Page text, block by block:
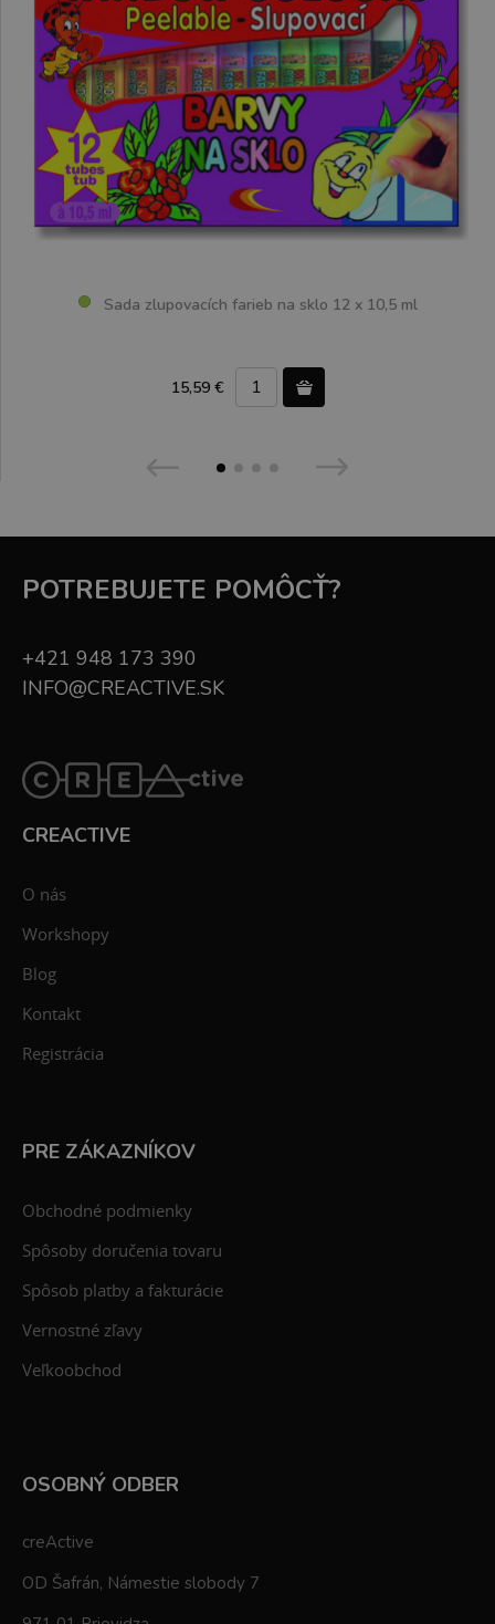
Sada zlupovacích farieb na sklo 12 x 10,5 ml
15,59 €
POTREBUJETE POMÔCŤ?
+421 948 173 390
INFO@CREACTIVE.SK
CREACTIVE
O nás
Workshopy
Blog
Kontakt
Registrácia
PRE ZÁKAZNÍKOV
Obchodné podmienky
Spôsoby doručenia tovaru
Spôsob platby a fakturácie
Vernostné zľavy
Veľkoobchod
OSOBNÝ ODBER
creActive
OD Šafrán, Námestie slobody 7